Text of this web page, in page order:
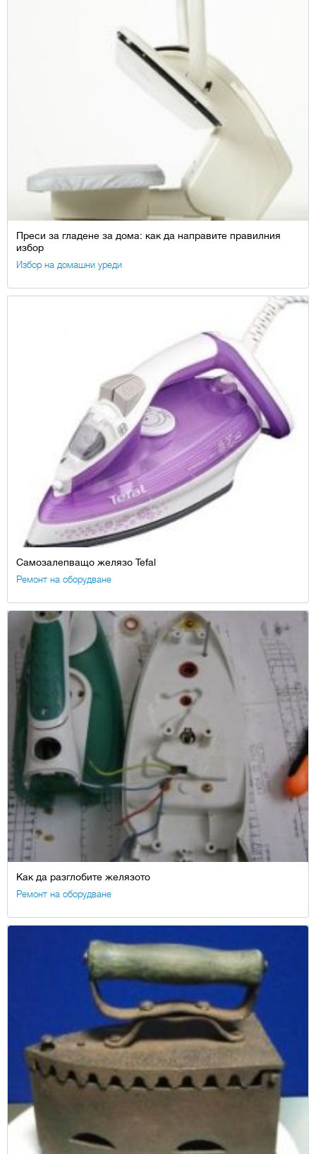
Преси за гладене за дома: как да направите правилния
избор
Избор на домашни уреди
Самозалепващо желязо Tefal
Ремонт на оборудване
Как да разглобите желязото
Ремонт на оборудване